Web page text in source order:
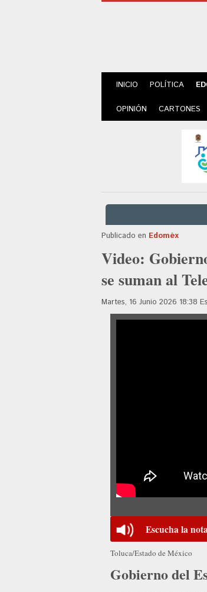
INICIO POLÍTICA
OPINIÓN CARTONES
Publicado en Edoméx
Video:
se suman al
Martes, 16 Junio 2026 18:38
Escucha la
Toluca/Estado de México
Gobierno del